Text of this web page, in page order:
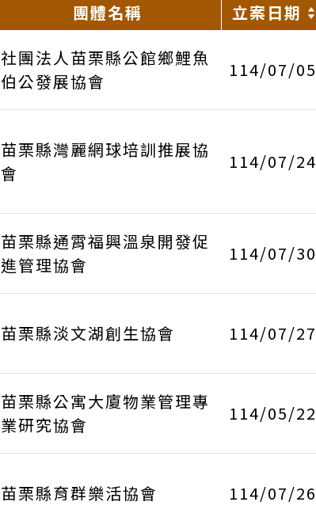
團體名稱 立案日期
社團法人苗栗縣公館鄉鯉魚
伯公發展協會
114/07/05
苗栗縣灣麗網球培訓推展協
會
114/07/24
苗栗縣通霄福興溫泉開發促
進管理協會
114/07/30
苗栗縣淡文湖創生協會 114/07/27
苗栗縣公寓大廈物業管理專
業研究協會
114/05/22
苗栗縣育群樂活協會 114/07/26